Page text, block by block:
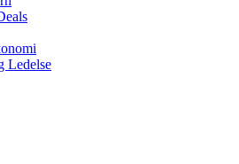
Ledelse